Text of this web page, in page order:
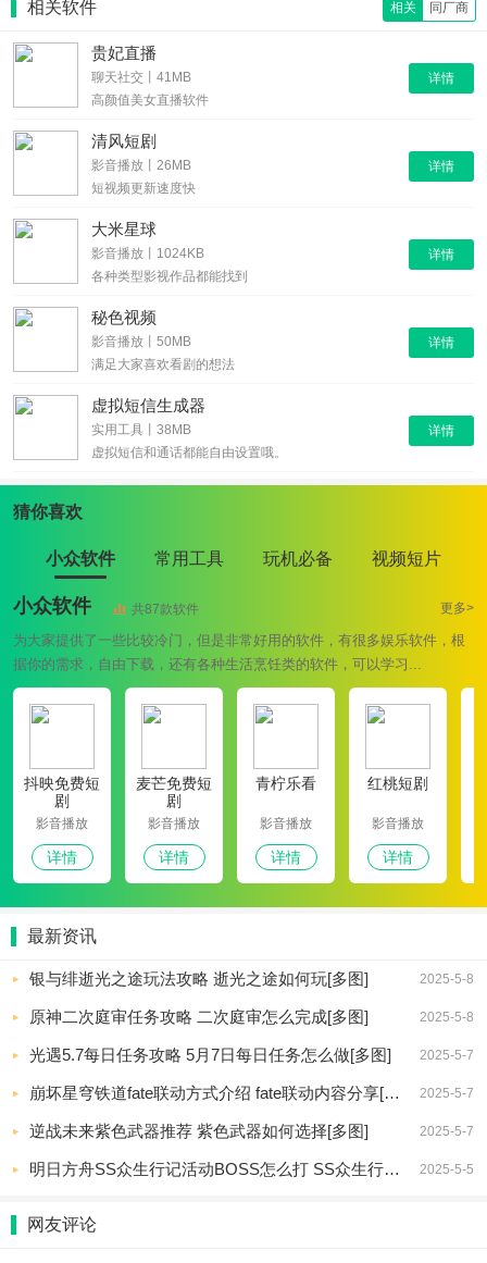
相关软件 相关 同厂商
详情
贵妃直播
聊天社交丨41MB
高颜值美女直播软件
详情
清风短剧
影音播放丨26MB
短视频更新速度快
详情
大米星球
影音播放丨1024KB
各种类型影视作品都能找到
详情
秘色视频
影音播放丨50MB
满足大家喜欢看剧的想法
详情
虚拟短信生成器
实用工具丨38MB
虚拟短信和通话都能自由设置哦。
猜你喜欢
小众软件 常用工具 玩机必备 视频短片
小众软件 共87款软件 更多>
为大家提供了一些比较冷门，但是非常好用的软件，有很多娱乐软件，根
据你的需求，自由下载，还有各种生活烹饪类的软件，可以学习...
抖映免费短
剧
影音播放
详情
麦芒免费短
剧
影音播放
详情
青柠乐看
影音播放
详情
红桃短剧
影音播放
详情
最新资讯
银与绯逝光之途玩法攻略 逝光之途如何玩[多图] 2025-5-8
原神二次庭审任务攻略 二次庭审怎么完成[多图] 2025-5-8
光遇5.7每日任务攻略 5月7日每日任务怎么做[多图] 2025-5-7
崩坏星穹铁道fate联动方式介绍 fate联动内容分享[多图] 2025-5-7
逆战未来紫色武器推荐 紫色武器如何选择[多图] 2025-5-7
明日方舟SS众生行记活动BOSS怎么打 SS众生行记活动机制怎么样[多图] 2025-5-5
网友评论